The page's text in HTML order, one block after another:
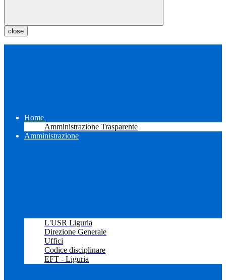
close
Home
Amministrazione Trasparente
Amministrazione
L'USR Liguria
Direzione Generale
Uffici
Codice disciplinare
EFT - Liguria